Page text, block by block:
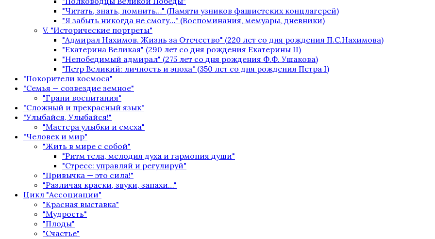
"Читать, знать, помнить…" (Памяти узников фашистских концлагерей)
"Я забыть никогда не смогу…" (Воспоминания, мемуары, дневники)
V. "Исторические портреты"
"Адмирал Нахимов. Жизнь за Отечество" (220 лет со дня рождения П.С.Нахимова)
"Екатерина Великая" (290 лет со дня рождения Екатерины II)
"Непобедимый адмирал" (275 лет со дня рождения Ф.Ф. Ушакова)
"Петр Великий: личность и эпоха" (350 лет со дня рождения Петра I)
"Покорители космоса"
"Семья — созвездие земное"
"Грани воспитания"
"Сложный и прекрасный язык"
"Улыбайся, Улыбайся!"
"Мастера улыбки и смеха"
"Человек и мир"
"Жить в мире с собой"
"Ритм тела, мелодия духа и гармония души"
"Стресс: управляй и регулируй"
"Привычка — это сила!"
"Различая краски, звуки, запахи…"
Цикл "Ассоциации"
"Красная выставка"
"Мудрость"
"Плоды"
"Счастье"